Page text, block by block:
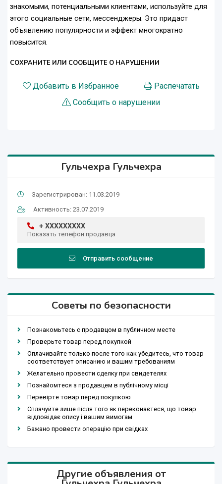
знакомыми, потенциальными клиентами, используйте для
этого социальные сети, мессенджеры. Это придаст
объявлению популярности и эффект многократно
повысится.
СОХРАНИТЕ ИЛИ СООБЩИТЕ О НАРУШЕНИИ
Добавить в Избранное
Распечатать
Сообщить о нарушении
Гульчехра Гульчехра
Зарегистрирован: 11.03.2019
Активность: 23.07.2019
+ XXXXXXXXX
Показать телефон продавца
Отправить сообщение
Советы по безопасности
Познакомьтесь с продавцом в публичном месте
Проверьте товар перед покупкой
Оплачивайте только после того как убедитесь, что товар
соответствует описанию и вашим требованиям
Желательно провести сделку при свидетелях
Познайомтеся з продавцем в публічному місці
Перевірте товар перед покупкою
Сплачуйте лише після того як переконаєтеся, що товар
відповідає опису і вашим вимогам
Бажано провести операцію при свідках
Другие объявления от